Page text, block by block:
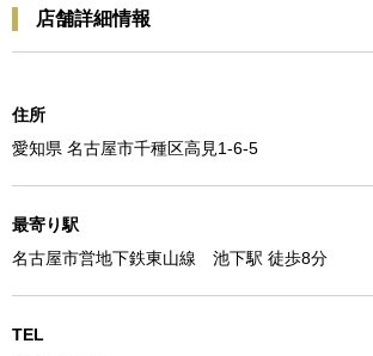
店舗詳細情報
住所
愛知県 名古屋市千種区高見1-6-5
最寄り駅
名古屋市営地下鉄東山線 池下駅 徒歩8分
TEL